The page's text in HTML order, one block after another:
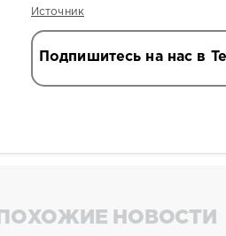
Источник
Подпишитесь на нас в
ПОХОЖИЕ НОВОСТИ